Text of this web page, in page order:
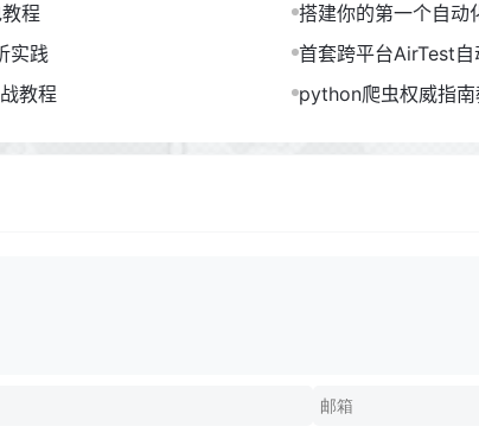
程
搭建你的第一个自动
实践
首套跨平台AirTest
教程
python爬虫权威指南